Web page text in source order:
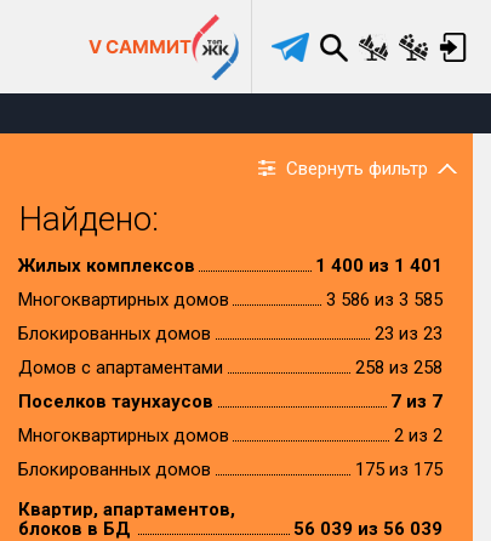
V САММИТ
Свернуть фильтр
Найдено:
Жилых комплексов
1 400 из 1 401
Многоквартирных домов
3 586 из 3 585
Блокированных домов
23 из 23
Домов с апартаментами
258 из 258
Поселков таунхаусов
7 из 7
Многоквартирных домов
2 из 2
Блокированных домов
175 из 175
Квартир, апартаментов,
блоков в БД
56 039 из 56 039